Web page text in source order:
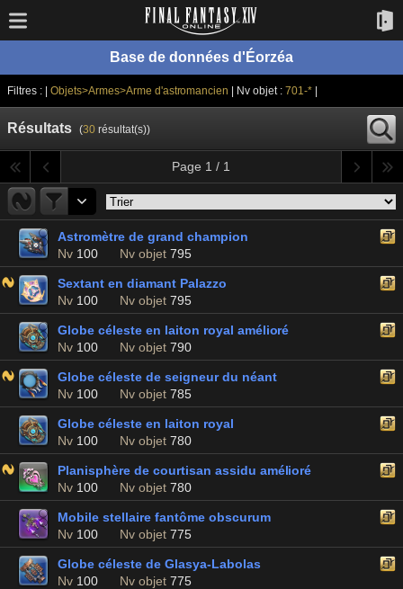
Base de données d'Éorzéa
Filtres : | Objets>Armes>Arme d'astromancien | Nv objet :701-*
Résultats (30résultat(s))
Page 1 / 1
Astromètre de grand champion
Nv 100 Nv objet 795
Sextant en diamant Palazzo
Nv 100 Nv objet 795
Globe céleste en laiton royal amélioré
Nv 100 Nv objet 790
Globe céleste de seigneur du néant
Nv 100 Nv objet 785
Globe céleste en laiton royal
Nv 100 Nv objet 780
Planisphère de courtisan assidu amélioré
Nv 100 Nv objet 780
Mobile stellaire fantôme obscurum
Nv 100 Nv objet 775
Globe céleste de Glasya-Labolas
Nv 100 Nv objet 775